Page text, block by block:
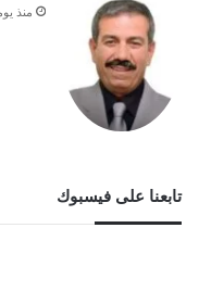
منذ
تابعنا على فيسبوك